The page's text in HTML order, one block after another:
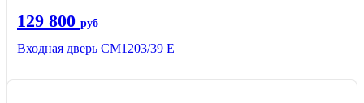
129 800 руб
Входная дверь СМ1203/39 E